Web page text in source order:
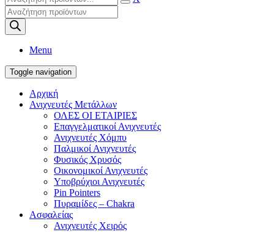
Products
search
Menu
Toggle navigation
Αρχική
Ανιχνευτές Μετάλλων
ΟΛΕΣ ΟΙ ΕΤΑΙΡΙΕΣ
Επαγγελματικοί Ανιχνευτές
Ανιχνευτές Χόμπυ
Παλμικοί Ανιχνευτές
Φυσικός Χρυσός
Οικονομικοί Ανιχνευτές
Υποβρύχιοι Ανιχνευτές
Pin Pointers
Πυραμίδες – Chakra
Ασφαλείας
Ανιχνευτές Χειρός